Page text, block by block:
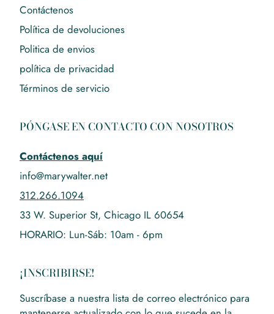
Contáctenos
Política de devoluciones
Politica de envios
política de privacidad
Términos de servicio
PÓNGASE EN CONTACTO CON NOSOTROS
Contáctenos aquí
info@marywalter.net
312.266.1094
33 W. Superior St, Chicago IL 60654
HORARIO: Lun-Sáb: 10am - 6pm
¡INSCRIBIRSE!
Suscríbase a nuestra lista de correo electrónico para